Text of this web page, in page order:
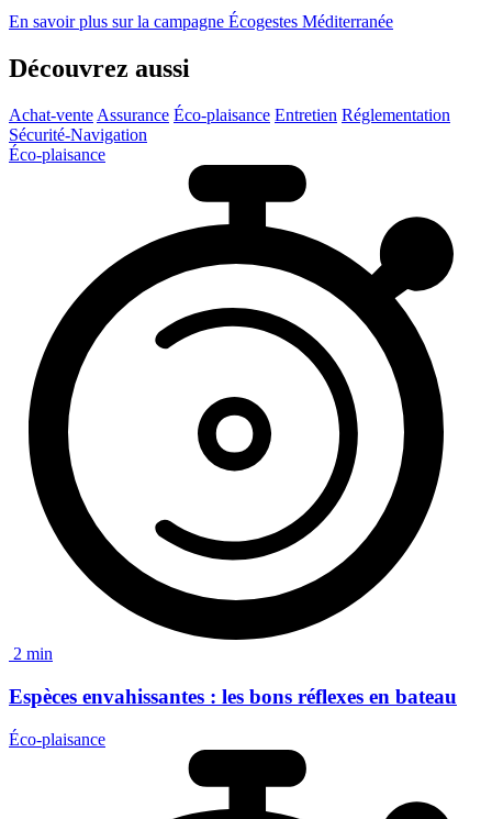
En savoir plus sur la campagne Écogestes Méditerranée
Découvrez aussi
Achat-vente Assurance Éco-plaisance Entretien Réglementation
Sécurité-Navigation
Éco-plaisance
2 min
Espèces envahissantes : les bons réflexes en bateau
Éco-plaisance